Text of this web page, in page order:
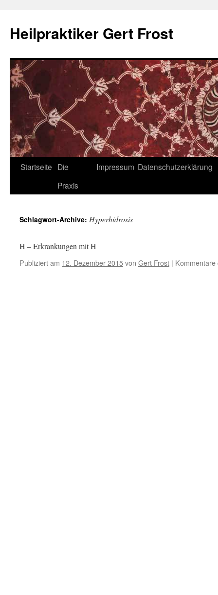
Heilpraktiker Gert Frost
Zum
Startseite Die
Praxis
Impressum Datenschutzerklärung
Schlagwort-Archive: Hyperhidrosis
H – Erkrankungen mit H
Publiziert am 12. Dezember 2015von Gert Frost | Kommentare